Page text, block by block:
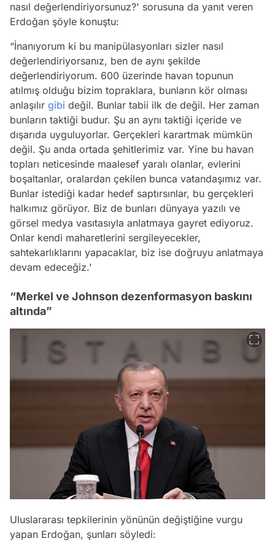
nasıl değerlendiriyorsunuz?' sorusuna da yanıt veren
Erdoğan şöyle konuştu:
“İnanıyorum ki bu manipülasyonları sizler nasıl
değerlendiriyorsanız, ben de aynı şekilde
değerlendiriyorum. 600 üzerinde havan topunun
atılmış olduğu bizim topraklara, bunların kör olması
anlaşılır gibi değil. Bunlar tabii ilk de değil. Her zaman
bunların taktiği budur. Şu an aynı taktiği içeride ve
dışarıda uyguluyorlar. Gerçekleri karartmak mümkün
değil. Şu anda ortada şehitlerimiz var. Yine bu havan
topları neticesinde maalesef yaralı olanlar, evlerini
boşaltanlar, oralardan çekilen bunca vatandaşımız var.
Bunlar istediği kadar hedef saptırsınlar, bu gerçekleri
halkımız görüyor. Biz de bunları dünyaya yazılı ve
görsel medya vasıtasıyla anlatmaya gayret ediyoruz.
Onlar kendi maharetlerini sergileyecekler,
sahtekarlıklarını yapacaklar, biz ise doğruyu anlatmaya
devam edeceğiz.'
“Merkel ve Johnson dezenformasyon baskını
altında”
Uluslararası tepkilerinin yönünün değiştiğine vurgu
yapan Erdoğan, şunları söyledi: